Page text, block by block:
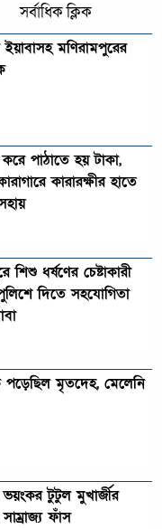
সর্বাধিক ক্লিক
মণিরামপুরের
পাঠাতে হয় টাকা,
কারারক্ষীর হাতে
শিশু ধর্ষণের চেষ্টাকারী
দিতে সহযোগিতা
পড়েছিল মৃতদেহ, মেলেনি
টুটুল মুখার্জীর
ফাঁস